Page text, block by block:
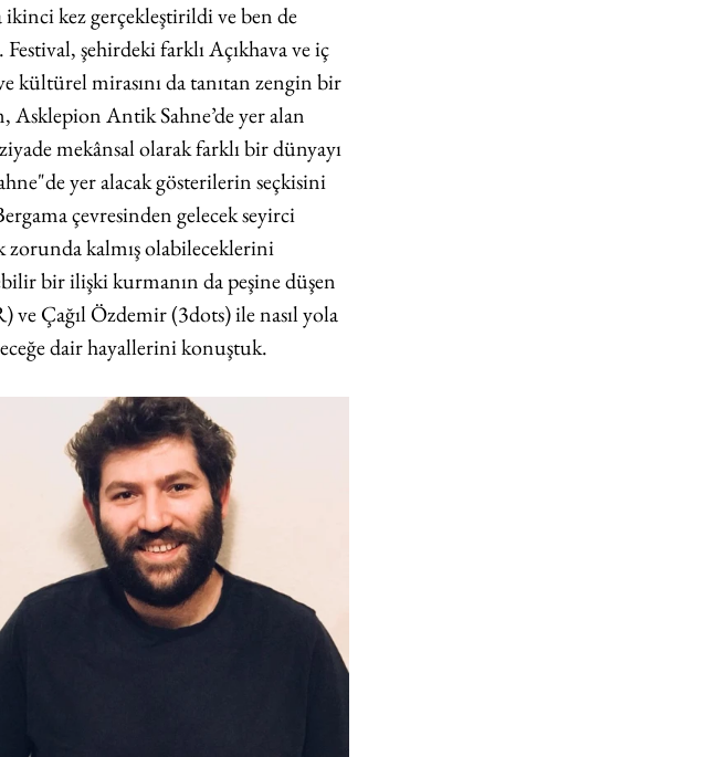
kez gerçekleştirildi ve ben de
şehirdeki farklı Açıkhava ve iç
kültürel mirasını da tanıtan zengin bir
Asklepion Antik Sahne’de yer alan
mekânsal olarak farklı bir dünyayı
yer alacak gösterilerin seçkisini
çevresinden gelecek seyirci
zorunda kalmış olabileceklerini
bir ilişki kurmanın da peşine düşen
Çağıl Özdemir (3dots) ile nasıl yola
dair hayallerini konuştuk.